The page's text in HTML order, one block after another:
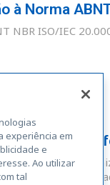
à Norma
NBR ISO/IEC
à Norma
é uma
experiência em
e
Ao utilizar
tal